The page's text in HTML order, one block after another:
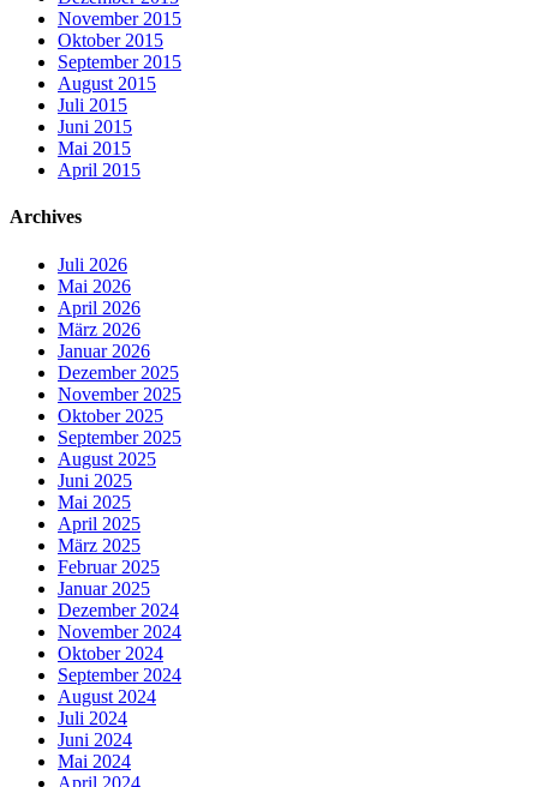
November 2015
Oktober 2015
September 2015
August 2015
Juli 2015
Juni 2015
Mai 2015
April 2015
Archives
Juli 2026
Mai 2026
April 2026
März 2026
Januar 2026
Dezember 2025
November 2025
Oktober 2025
September 2025
August 2025
Juni 2025
Mai 2025
April 2025
März 2025
Februar 2025
Januar 2025
Dezember 2024
November 2024
Oktober 2024
September 2024
August 2024
Juli 2024
Juni 2024
Mai 2024
April 2024